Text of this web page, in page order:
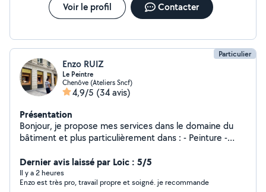
Voir le profil Contacter
Particulier
Enzo RUIZ
Le Peintre
Chenôve (Ateliers Sncf)
4,9/5 (34 avis)
Présentation
Bonjour, je propose mes services dans le domaine du
bâtiment et plus particulièrement dans : - Peinture -
(Haussmannien - Château) - Pose de Parquet Massif et
Vitrification -Je peu également faire d'autre choses, si
vous le souhaitez, vous noterez que je m'engage dans ce
Dernier avis laissé par Loic : 5/5
Il y a 2 heures
Enzo est très pro, travail propre et soigné. je recommande